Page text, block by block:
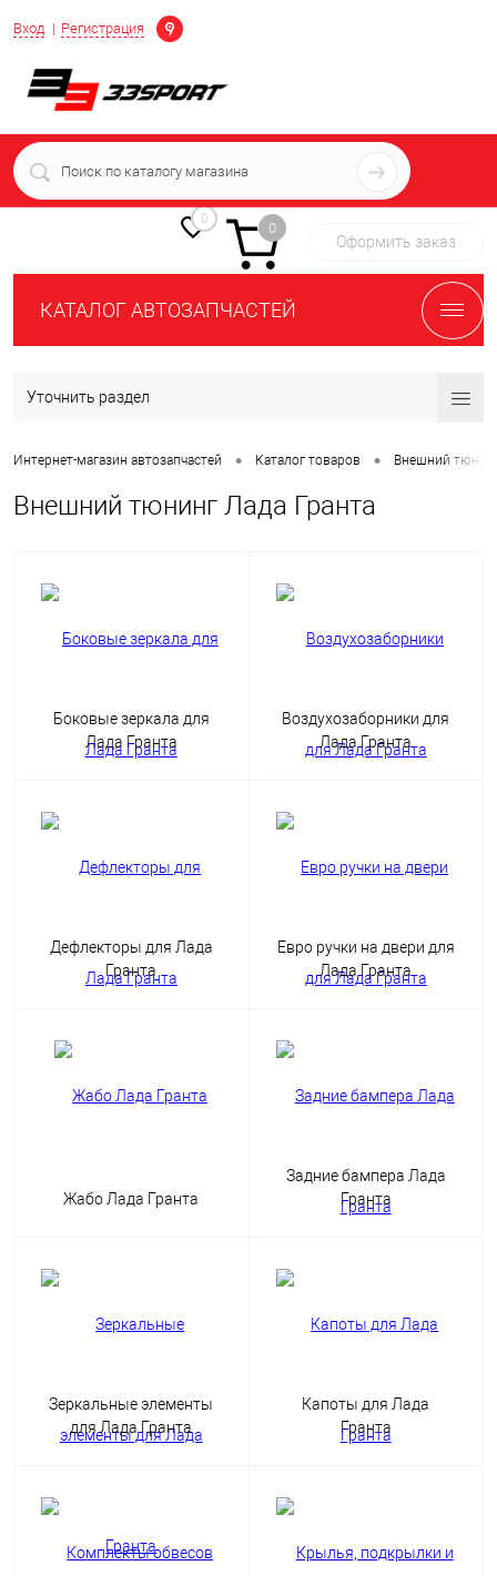
Вход Регистрация
Определение
+7 (939) 716-10-06
пн-пт 7:00-16:00 МСК
0
0
Оформить заказ
КАТАЛОГ АВТОЗАПЧАСТЕЙ
Уточнить раздел
Интернет-магазин автозапчастей • Каталог товаров • Внешний
Внешний тюнинг Лада Гранта
Боковые зеркала для
Лада Гранта
Воздухозаборники для
Лада Гранта
Дефлекторы для Лада
Гранта
Евро ручки на двери для
Лада Гранта
Жабо Лада Гранта
Задние бампера Лада
Гранта
Зеркальные элементы
для Лада Гранта
Капоты для Лада
Гранта